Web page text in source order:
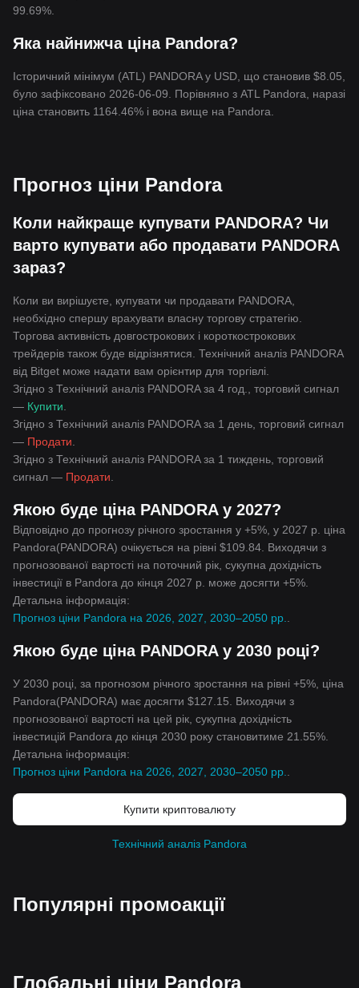
99.69%.
Яка найнижча ціна Pandora?
Історичний мінімум (ATL) PANDORA у USD, що становив $8.05,
було зафіксовано 2026-06-09. Порівняно з ATL Pandora, наразі
ціна становить 1164.46% і вона вище на Pandora.
Прогноз ціни Pandora
Коли найкраще купувати PANDORA? Чи
варто купувати або продавати PANDORA
зараз?
Коли ви вирішуєте, купувати чи продавати PANDORA,
необхідно спершу врахувати власну торгову стратегію.
Торгова активність довгострокових і короткострокових
трейдерів також буде відрізнятися. Технічний аналіз PANDORA
від Bitget може надати вам орієнтир для торгівлі.
Згідно з Технічний аналіз PANDORA за 4 год., торговий сигнал
— Купити
Згідно з Технічний аналіз PANDORA за 1 день, торговий сигнал
— Продати
Згідно з Технічний аналіз PANDORA за 1 тиждень, торговий
сигнал — Продати
Якою буде ціна PANDORA у 2027?
Відповідно до прогнозу річного зростання у +5%, у 2027 р. ціна
Pandora(PANDORA) очікується на рівні $109.84. Виходячи з
прогнозованої вартості на поточний рік, сукупна дохідність
інвестиції в Pandora до кінця 2027 р. може досягти +5%.
Детальна інформація:
Прогноз ціни Pandora на 2026, 2027, 2030–2050 рр.
Якою буде ціна PANDORA у 2030 році?
У 2030 році, за прогнозом річного зростання на рівні +5%, ціна
Pandora(PANDORA) має досягти $127.15. Виходячи з
прогнозованої вартості на цей рік, сукупна дохідність
інвестицій Pandora до кінця 2030 року становитиме 21.55%.
Детальна інформація:
Прогноз ціни Pandora на 2026, 2027, 2030–2050 рр.
Купити криптовалюту
Технічний аналіз Pandora
Популярні промоакції
Глобальні ціни Pandora